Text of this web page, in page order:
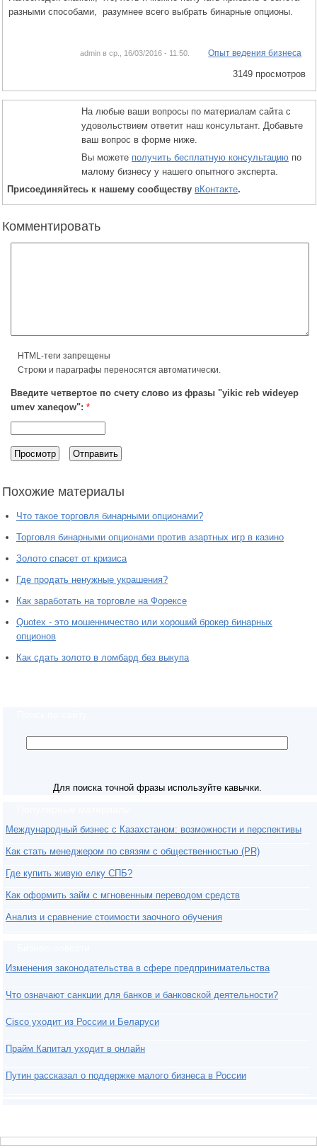
разными способами, разумнее всего выбрать бинарные опционы.
admin в ср., 16/03/2016 - 11:50. Опыт ведения бизнеса
3149 просмотров
На любые ваши вопросы по материалам сайта с
удовольствием ответит наш консультант. Добавьте
ваш вопрос в форме ниже.
Вы можете получить бесплатную консультацию по
малому бизнесу у нашего опытного эксперта.
Присоединяйтесь к нашему сообществу вКонтакте.
Комментировать
HTML-теги запрещены
Строки и параграфы переносятся автоматически.
Введите четвертое по счету слово из фразы "yikic reb wideyep
umev xaneqow": *
Похожие материалы
Что такое торговля бинарными опционами?
Торговля бинарными опционами против азартных игр в казино
Золото спасет от кризиса
Где продать ненужные украшения?
Как заработать на торговле на Форексе
Quotex - это мошенничество или хороший брокер бинарных
опционов
Как сдать золото в ломбард без выкупа
Для поиска точной фразы используйте кавычки.
Международный бизнес с Казахстаном: возможности и перспективы
Как стать менеджером по связям с общественностью (PR)
Где купить живую елку СПБ?
Как оформить займ с мгновенным переводом средств
Анализ и сравнение стоимости заочного обучения
Изменения законодательства в сфере предпринимательства
Что означают санкции для банков и банковской деятельности?
Cisco уходит из России и Беларуси
Прайм Капитал уходит в онлайн
Путин рассказал о поддержке малого бизнеса в России